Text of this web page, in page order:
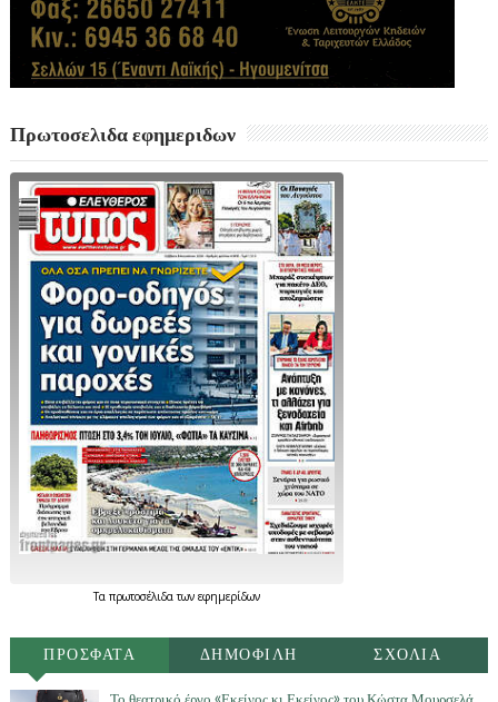
Πρωτοσελιδα εφημεριδων
Τα πρωτοσέλιδατων εφημερίδων
ΠΡΟΣΦΑΤΑ ΔΗΜΟΦΙΛΗ ΣΧΟΛΙΑ